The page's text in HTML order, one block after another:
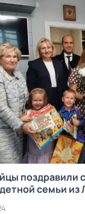
поздравили
семьи